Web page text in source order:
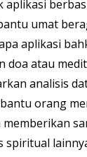
aplikasi
umat
aplikasi
doa atau
analisis
orang
spiritual